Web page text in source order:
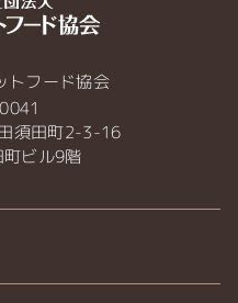
トフード協会
須田町2-3-16
町ビル9階